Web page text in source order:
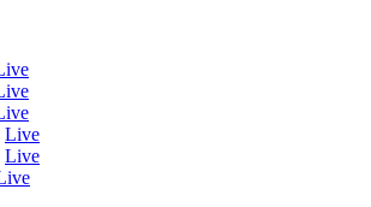
Live
Live